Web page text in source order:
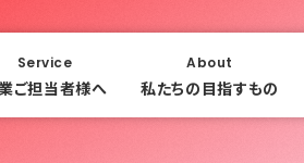
Service
ご担当者様へ
About
私たちの目指すもの